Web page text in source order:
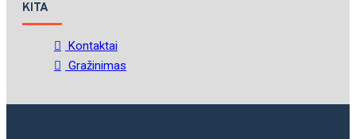
KITA
Kontaktai
Gražinimas